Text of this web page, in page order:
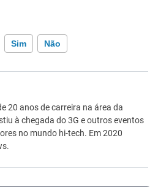
Sim Não
incorreta
informação que procuro
20 anos de carreira na área da
à chegada do 3G e outros eventos
no mundo hi-tech. Em 2020